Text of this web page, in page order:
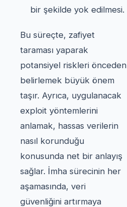
bir şekilde yok edilmesi.
Bu süreçte, zafiyet
taraması yaparak
potansiyel riskleri önceden
belirlemek büyük önem
taşır. Ayrıca, uygulanacak
exploit yöntemlerini
anlamak, hassas verilerin
nasıl korunduğu
konusunda net bir anlayış
sağlar. İmha sürecinin her
aşamasında, veri
güvenliğini artırmaya